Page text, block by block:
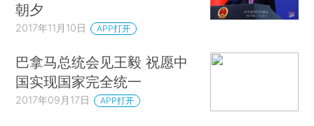
朝夕
2017年11月10日 APP打开
巴拿马总统会见王毅 祝愿中
国实现国家完全统一
2017年09月17日 APP打开